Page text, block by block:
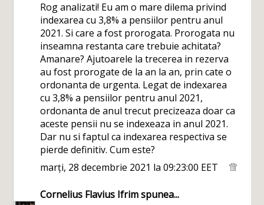
Rog analizati! Eu am o mare dilema privind
indexarea cu 3,8% a pensiilor pentru anul
2021. Si care a fost prorogata. Prorogata nu
inseamna restanta care trebuie achitata?
Amanare? Ajutoarele la trecerea in rezerva
au fost prorogate de la an la an, prin cate o
ordonanta de urgenta. Legat de indexarea
cu 3,8% a pensiilor pentru anul 2021,
ordonanta de anul trecut precizeaza doar ca
aceste pensii nu se indexeaza in anul 2021.
Dar nu si faptul ca indexarea respectiva se
pierde definitiv. Cum este?
marți, 28 decembrie 2021 la 09:23:00 EET
Cornelius Flavius Ifrimspunea...